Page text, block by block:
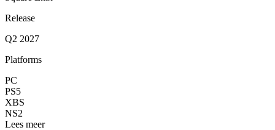
Release
Q2 2027
Platforms
PC
PS5
XBS
NS2
Lees meer